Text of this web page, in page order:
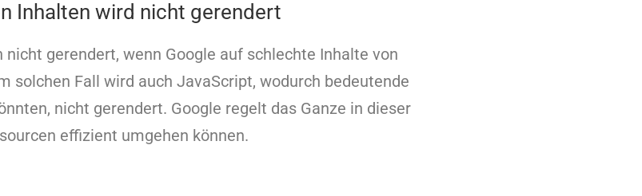
Inhalten wird nicht gerendert
gerendert, wenn Google auf schlechte Inhalte von
solchen Fall wird auch JavaScript, wodurch bedeutende
nicht gerendert. Google regelt das Ganze in dieser
effizient umgehen können.